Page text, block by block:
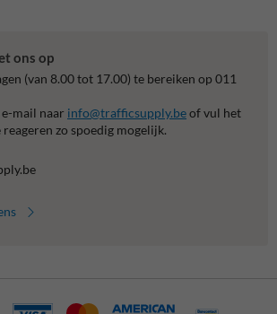
ons op
(van 8.00 tot 17.00) te bereiken op 011
mail naar info@trafficsupply.beof vul het
zo spoedig mogelijk.